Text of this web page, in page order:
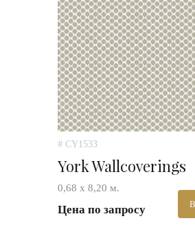
# CY1533
York Wallcoverings
0,68 х 8,20 м.
Цена по запросу